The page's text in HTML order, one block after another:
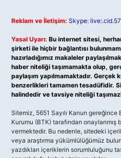
Reklam ve İletişim: Skype:
Yasal Uyarı: Bu internet sitesi,
şirketi ile hiçbir bağlantısı
hazırladığımız makaleler
haber niteliği taşımamakta olup,
paylaşım yapılmamaktadır. Gerçek
benzerlikleri tamamen tesadüfidir.
halindedir ve tavsiye niteliği
Sitemiz, 5651 Sayılı Kanun
Kurumu (BTK) tarafından onaylanmış
vermektedir. Bu nedenle, sitedeki
veya araştırma yükümlülüğümüz
yazdıkları içeriklerin sorumluluğunu